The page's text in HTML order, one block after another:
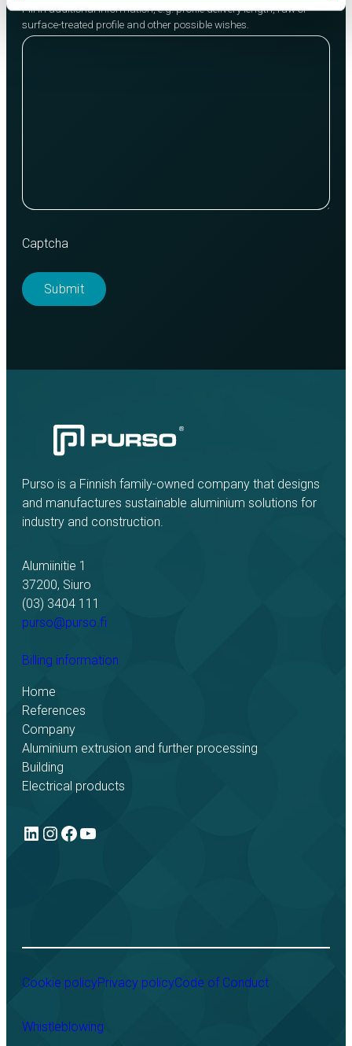
Fill in additional information, e.g. profile delivery length, raw or
surface-treated profile and other possible wishes.
Captcha
Purso is a Finnish family-owned company that designs
and manufactures sustainable aluminium solutions for
industry and construction.
Alumiinitie 1
37200, Siuro
(03) 3404 111
purso@purso.fi
Billing information
Home
References
Company
Aluminium extrusion and further processing
Building
Electrical products
LinkedIn
Instagram
Facebook
YouTube
Cookie policyPrivacy policyCode of Conduct
Whistleblowing